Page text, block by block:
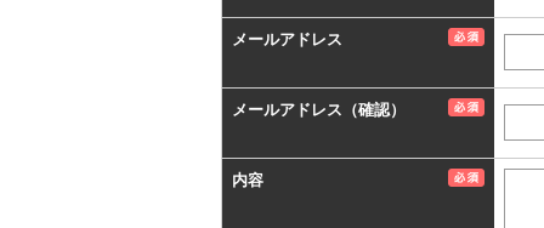
メールアドレス
メールアドレス（確認）
内容